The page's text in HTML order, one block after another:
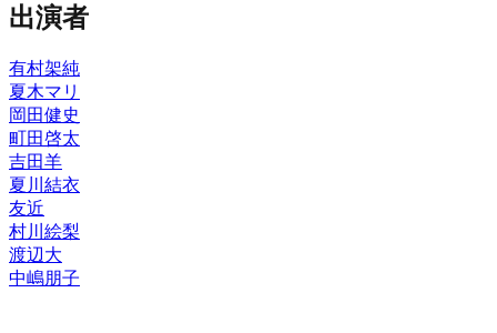
出演者
有村架純
夏木マリ
岡田健史
町田啓太
吉田羊
夏川結衣
友近
村川絵梨
渡辺大
中嶋朋子